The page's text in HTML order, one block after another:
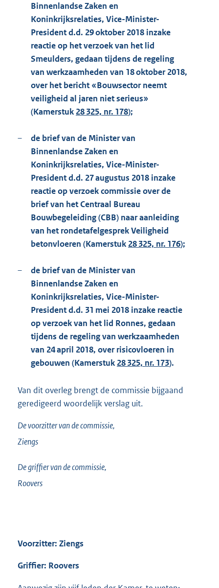
Binnenlandse Zaken en
Koninkrijksrelaties, Vice-Minister-
President d.d. 29 oktober 2018 inzake
reactie op het verzoek van het lid
Smeulders, gedaan tijdens de regeling
van werkzaamheden van 18 oktober 2018,
over het bericht «Bouwsector neemt
veiligheid al jaren niet serieus»
(Kamerstuk 28 325, nr. 178);
–
de brief van de Minister van
Binnenlandse Zaken en
Koninkrijksrelaties, Vice-Minister-
President d.d. 27 augustus 2018 inzake
reactie op verzoek commissie over de
brief van het Centraal Bureau
Bouwbegeleiding (CBB) naar aanleiding
van het rondetafelgesprek Veiligheid
betonvloeren (Kamerstuk 28 325, nr. 176);
–
de brief van de Minister van
Binnenlandse Zaken en
Koninkrijksrelaties, Vice-Minister-
President d.d. 31 mei 2018 inzake reactie
op verzoek van het lid Ronnes, gedaan
tijdens de regeling van werkzaamheden
van 24 april 2018, over risicovloeren in
gebouwen (Kamerstuk 28 325, nr. 173).
Van dit overleg brengt de commissie bijgaand
geredigeerd woordelijk verslag uit.
De voorzitter van de commissie,
Ziengs
De griffier van de commissie,
Roovers
Voorzitter: Ziengs
Griffier: Roovers